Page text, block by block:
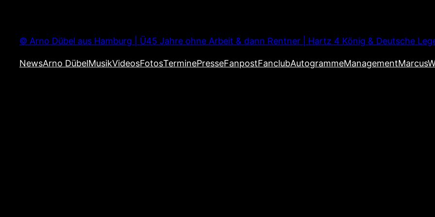
springen
© Arno Dübel aus Hamburg | Ü45 Jahre ohne Arbeit & dann Rentner | Hartz 4 König & Deutsche
NewsArno DübelMusikVideosFotosTerminePresseFanpostFanclubAutogrammeManagement